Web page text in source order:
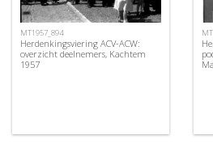
MT1957_894
Herdenkingsviering ACV-ACW:
overzicht deelnemers, Kachtem
1957